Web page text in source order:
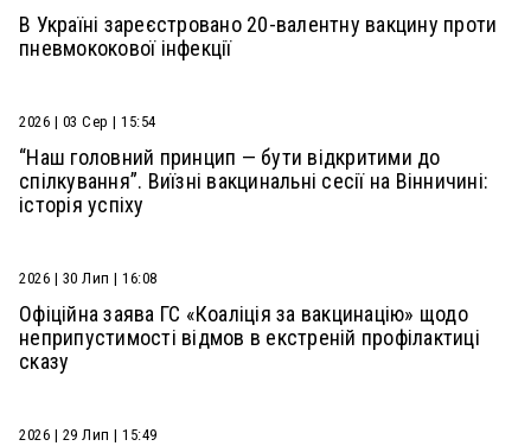
В Україні зареєстровано 20-валентну вакцину проти
пневмококової інфекції
2026 | 03 Сер | 15:54
“Наш головний принцип — бути відкритими до
спілкування”. Виїзні вакцинальні сесії на Вінничині:
історія успіху
2026 | 30 Лип | 16:08
Офіційна заява ГС «Коаліція за вакцинацію» щодо
неприпустимості відмов в екстреній профілактиці
сказу
2026 | 29 Лип | 15:49